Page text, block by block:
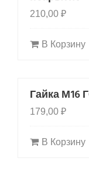
210,00 ₽
В Корзину
Гайка М16
179,00 ₽
В Корзину